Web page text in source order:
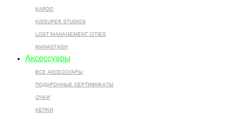
KARDO
KIDSUPER STUDIOS
LOST MANAGEMENT CITIES
MANASTASH
Аксессуары
ВСЕ AКСЕССУАРЫ
ПОДАРОЧНЫЕ СЕРТИФИКАТЫ
ОЧКИ
КЕПКИ